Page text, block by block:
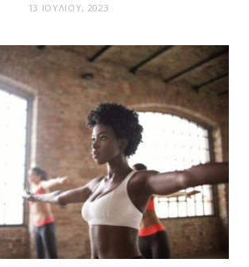
13 ΙΟΥΛΊΟΥ, 2023